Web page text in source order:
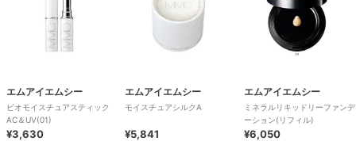
エムアイエムシー
ビオモイスチュアスティック
AC＆UV(01)
¥3,630
エムアイエムシー
モイスチュアシルクA
¥5,841
エムアイエムシー
ミネラルリキッドリーファンデ
ーション(リフィル)
¥6,050